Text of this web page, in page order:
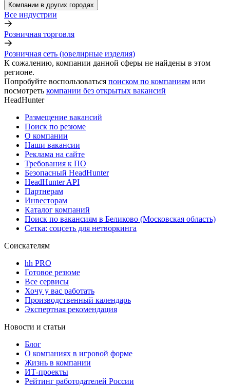
Компании в других городах
Все индустрии
Розничная торговля
Розничная сеть (ювелирные изделия)
К сожалению, компании данной сферы не найдены в этом
регионе.
Попробуйте воспользоваться поиском по компаниям или
посмотреть компании без открытых вакансий
HeadHunter
Размещение вакансий
Поиск по резюме
О компании
Наши вакансии
Реклама на сайте
Требования к ПО
Безопасный HeadHunter
HeadHunter API
Партнерам
Инвесторам
Каталог компаний
Поиск по вакансиям в Беликово (Московская область)
Сетка: соцсеть для нетворкинга
Соискателям
hh PRO
Готовое резюме
Все сервисы
Хочу у вас работать
Производственный календарь
Экспертная рекомендация
Новости и статьи
Блог
О компаниях в игровой форме
Жизнь в компании
ИТ-проекты
Рейтинг работодателей России